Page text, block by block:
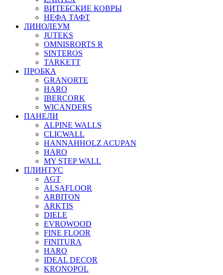
ВИТЕБСКИЕ КОВРЫ
НЕФА ТАФТ
ЛИНОЛЕУМ
JUTEKS
OMNISRORTS R
SINTEROS
TARKETT
ПРОБКА
GRANORTE
HARO
IBERCORK
WICANDERS
ПАНЕЛИ
ALPINE WALLS
CLICWALL
HANNAHHOLZ ACUPAN
HARO
MY STEP WALL
ПЛИНТУС
AGT
ALSAFLOOR
ARBITON
ARKTIS
DIELE
EVROWOOD
FINE FLOOR
FINITURA
HARO
IDEAL DECOR
KRONOPOL